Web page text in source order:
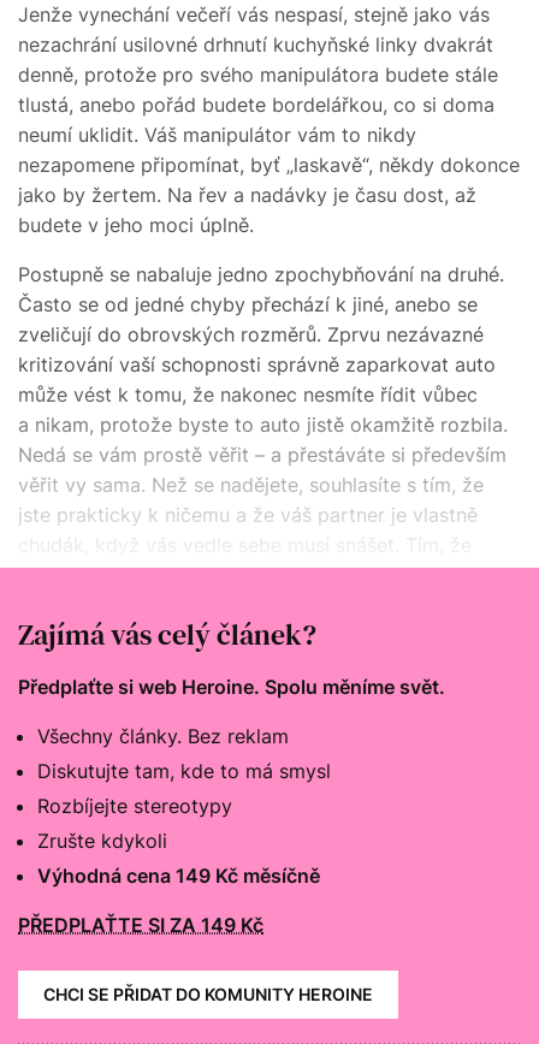
Jenže vynechání večeří vás nespasí, stejně jako vás
nezachrání usilovné drhnutí kuchyňské linky dvakrát
denně, protože pro svého manipulátora budete stále
tlustá, anebo pořád budete bordelářkou, co si doma
neumí uklidit. Váš manipulátor vám to nikdy
nezapomene připomínat, byť „laskavě“, někdy dokonce
jako by žertem. Na řev a nadávky je času dost, až
budete v jeho moci úplně.
Postupně se nabaluje jedno zpochybňování na druhé.
Často se od jedné chyby přechází k jiné, anebo se
zveličují do obrovských rozměrů. Zprvu nezávazné
kritizování vaší schopnosti správně zaparkovat auto
může vést k tomu, že nakonec nesmíte řídit vůbec
a nikam, protože byste to auto jistě okamžitě rozbila.
Nedá se vám prostě věřit – a přestáváte si především
věřit vy sama. Než se nadějete, souhlasíte s tím, že
jste prakticky k ničemu a že váš partner je vlastně
chudák, když vás vedle sebe musí snášet. Tím, že
s vámi je, vám prokazuje milost. Kdo jiný by vás vůbec
Zajímá vás celý článek?
Předplaťte si web Heroine. Spolu měníme svět.
Všechny články. Bez reklam
Diskutujte tam, kde to má smysl
Rozbíjejte stereotypy
Zrušte kdykoli
Výhodná cena 149 Kč měsíčně
PŘEDPLAŤTE SI ZA 149 Kč
CHCI SE PŘIDAT DO KOMUNITY HEROINE